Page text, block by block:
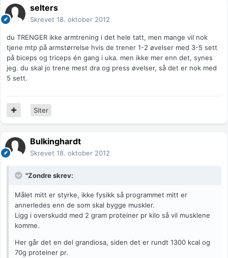
selters
Skrevet 18. oktober 2012
du TRENGER ikke armtrening i det hele tatt, men mange vil nok
tjene mtp på armstørrelse hvis de trener 1-2 øvelser med 3-5 sett
på biceps og triceps én gang i uka. men ikke mer enn det, synes
jeg. du skal jo trene mest dra og press øvelser, så det er nok med
5 sett.
Siter
Bulkinghardt
Skrevet 18. oktober 2012
"Zondre skrev:
Målet mitt er styrke, ikke fysikk så programmet mitt er
annerledes enn de som skal bygge muskler.
Ligg i overskudd med 2 gram proteiner pr kilo så vil musklene
komme.
Her går det en del grandiosa, siden det er rundt 1300 kcal og
70g proteiner pr.